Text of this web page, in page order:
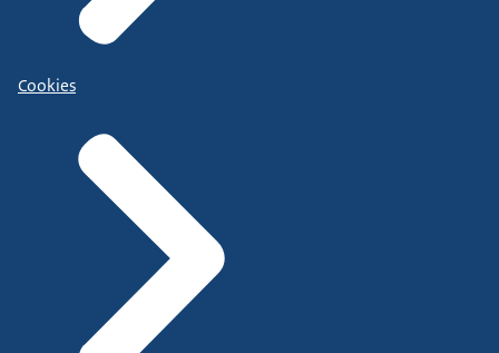
Cookies